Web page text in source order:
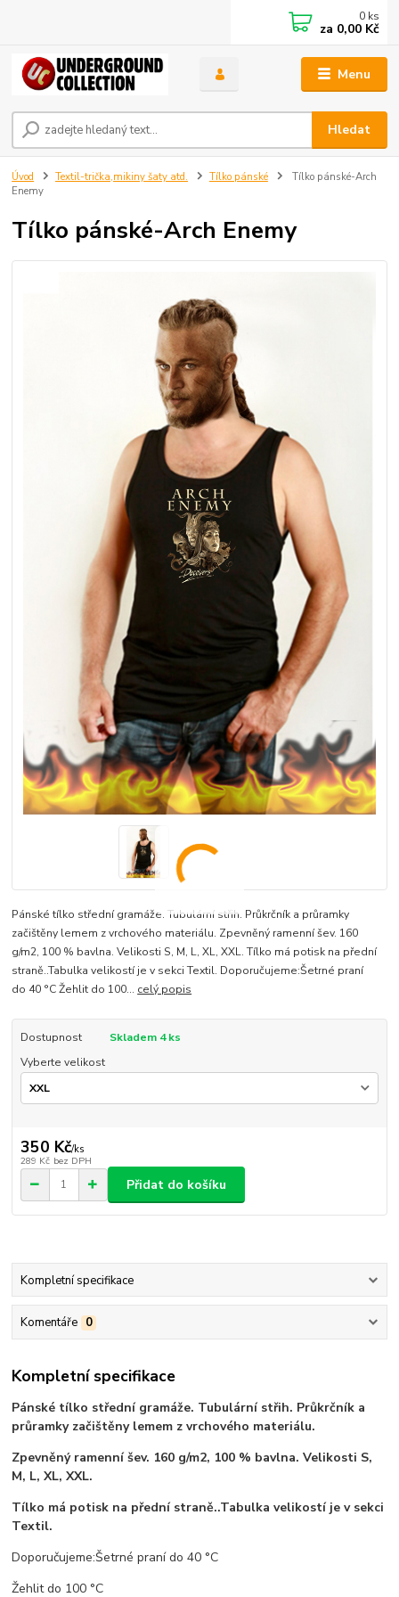
Menu
Hledat
0 ks
za 0,00 Kč
Úvod Textil-trička,mikiny šaty atd. Tílko pánské
Tílko pánské-Arch
Enemy
Tílko pánské-Arch Enemy
Pánské tílko střední gramáže. Tubulární střih. Průkrčník a průramky
začištěny lemem z vrchového materiálu. Zpevněný ramenní šev. 160
g/m2, 100 % bavlna. Velikosti S, M, L, XL, XXL. Tílko má potisk na přední
straně..Tabulka velikostí je v sekci Textil. Doporučujeme:Šetrné praní
do 40 °C Žehlit do 100... celý popis
Dostupnost
Skladem 4 ks
Vyberte velikost
350 Kč/ks
289 Kč bez DPH
Přidat do košíku
Kompletní specifikace
Komentáře 0
Kompletní specifikace
Pánské tílko střední gramáže. Tubulární střih. Průkrčník a
průramky začištěny lemem z vrchového materiálu.
Zpevněný ramenní šev. 160 g/m2, 100 % bavlna. Velikosti S,
M, L, XL, XXL.
Tílko má potisk na přední straně..Tabulka velikostí je v sekci
Textil.
Doporučujeme:Šetrné praní do 40 °C
Žehlit do 100 °C